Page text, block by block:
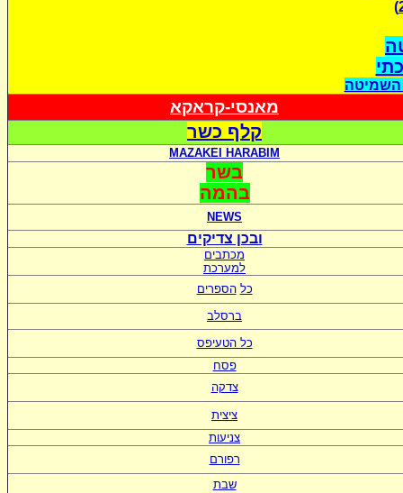
השמיטה
מאנסי-קראקא
קלף כשר
MAZAKEI HARABIM
בשר
בהמה
NEWS
ובכן צדיקים
מכתבים
למערכת
כל הספרים
ברסלב
כל הטעיפס
פסח
צדקה
ציצית
צניעות
רפורם
שבת